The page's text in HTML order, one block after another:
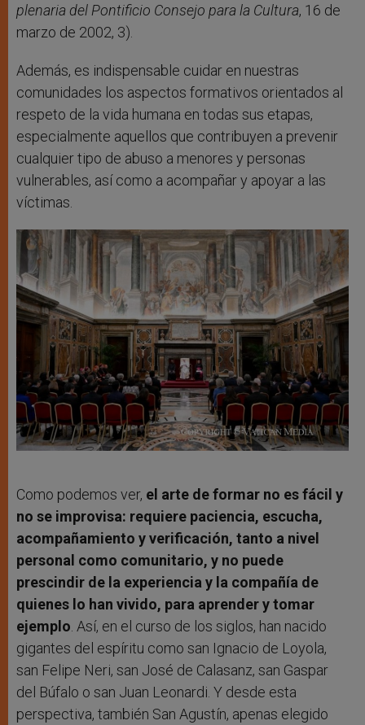
plenaria del Pontificio Consejo para la Cultura, 16 de
marzo de 2002, 3).
Además, es indispensable cuidar en nuestras
comunidades los aspectos formativos orientados al
respeto de la vida humana en todas sus etapas,
especialmente aquellos que contribuyen a prevenir
cualquier tipo de abuso a menores y personas
vulnerables, así como a acompañar y apoyar a las
víctimas.
Como podemos ver, el arte de formar no es fácil y
no se improvisa: requiere paciencia, escucha,
acompañamiento y verificación, tanto a nivel
personal como comunitario, y no puede
prescindir de la experiencia y la compañía de
quienes lo han vivido, para aprender y tomar
ejemplo . Así, en el curso de los siglos, han nacido
gigantes del espíritu como san Ignacio de Loyola,
san Felipe Neri, san José de Calasanz, san Gaspar
del Búfalo o san Juan Leonardi. Y desde esta
perspectiva, también San Agustín, apenas elegido